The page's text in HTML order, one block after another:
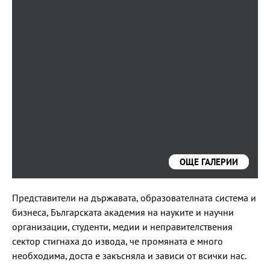
ОЩЕ ГАЛЕРИИ
Представители на държавата, образователната система и
бизнеса, Българската академия на науките и научни
организации, студенти, медии и неправителствения
сектор стигнаха до извода, че промяната е много
необходима, доста е закъсняла и зависи от всички нас.